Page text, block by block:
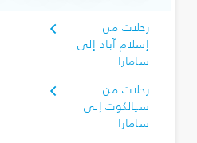
رحلات من
إسلام آباد إلى
سامارا
رحلات من
سيالكوت إلى
سامارا